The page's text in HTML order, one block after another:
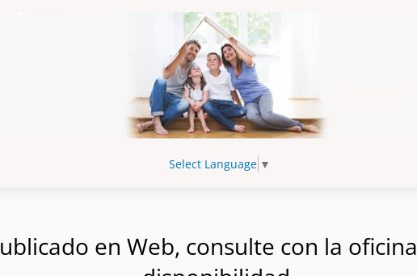
Select Language ▼
en Web, consulte con la